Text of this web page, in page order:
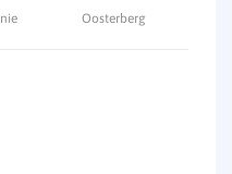
Oosterberg